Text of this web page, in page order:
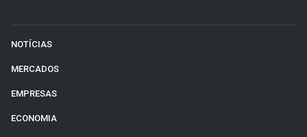
NOTÍCIAS
MERCADOS
EMPRESAS
ECONOMIA